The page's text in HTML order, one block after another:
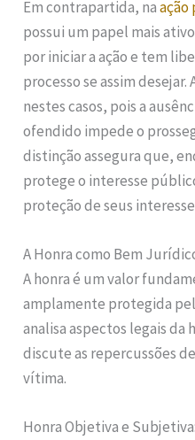
Em contrapartida, naação
possui um papel mais
por iniciar a ação e tem
processo se assim
nestes casos, pois a
ofendido impede o
distinção assegura que,
protege o interesse
proteção de seus
A Honra como Bem
A honra é um valor
amplamente protegida
analisa aspectos legais da
discute as repercussões
vítima.
Honra Objetiva e